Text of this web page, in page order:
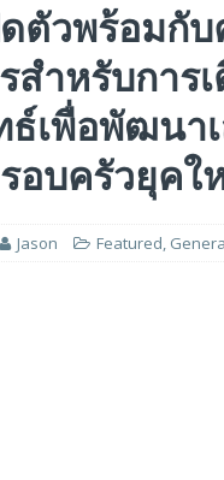
ม HCM ใหม่ที่ขับเคลื่อนด้วย AI
อลลาร์สหรัฐ เพื่อสร้างโมเดลใหม่
ดตัวพร้อมกั
สำหรับการ
ธ์เพื่อพัฒนา
อบครัวยุคใ
Jason Featured,